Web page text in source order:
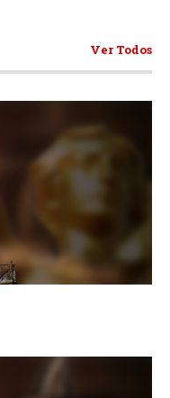
Ver Todos
381 Articulos